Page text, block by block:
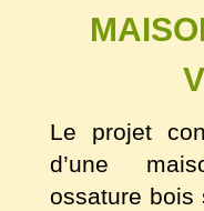
Le projet
d’une
ossature bois